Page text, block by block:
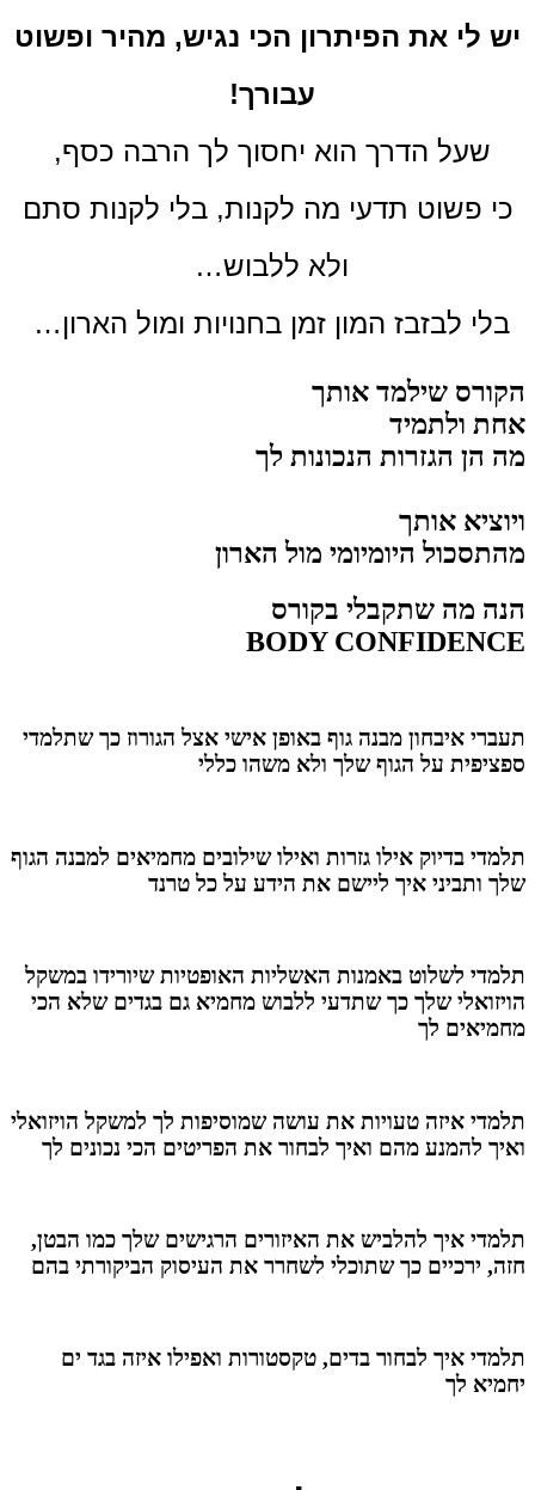
יש לי את הפיתרון הכי נגיש, מהיר ופשוט
עבורך!
שעל הדרך הוא יחסוך לך הרבה כסף,
כי פשוט תדעי מה לקנות, בלי לקנות סתם
ולא ללבוש…
בלי לבזבז המון זמן בחנויות ומול הארון…
הקורס שילמד אותך
אחת ולתמיד
מה הן הגזרות הנכונות לך
ויוציא אותך
מהתסכול היומיומי מול הארון
הנה מה שתקבלי בקורס
BODY CONFIDENCE
תעברי איבחון מבנה גוף באופן אישי אצל הגורוז כך שתלמדי
ספציפית על הגוף שלך ולא משהו כללי
תלמדי בדיוק אילו גזרות ואילו שילובים מחמיאים למבנה הגוף
שלך ותביני איך ליישם את הידע על כל טרנד
תלמדי לשלוט באמנות האשליות האופטיות שיורידו במשקל
הויזואלי שלך כך שתדעי ללבוש מחמיא גם בגדים שלא הכי
מחמיאים לך
תלמדי איזה טעויות את עושה שמוסיפות לך למשקל הויזואלי
ואיך להמנע מהם ואיך לבחור את הפריטים הכי נכונים לך
תלמדי איך להלביש את האיזורים הרגישים שלך כמו הבטן,
חזה, ירכיים כך שתוכלי לשחרר את העיסוק הביקורתי בהם
תלמדי איך לבחור בדים, טקסטורות ואפילו איזה בגד ים
יחמיא לך